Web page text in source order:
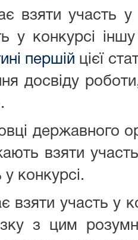
взяти участь
у конкурсі
першій цієї
досвіду
державного
взяти
конкурсі.
участь у
з цим